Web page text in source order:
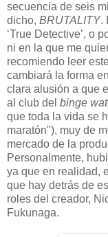
secuencia de seis
dicho, BRUTALITY.
‘True Detective’, o
ni en la que me
recomiendo leer
cambiará la forma
clara alusión a que
al club del binge
que toda la vida se
maratón"), muy de
mercado de la
Personalmente,
ya que en realidad,
que hay detrás de
roles del creador,
Fukunaga.